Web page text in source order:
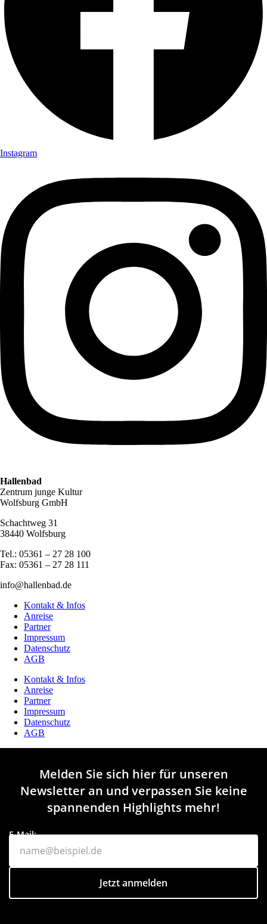
Instagram
Hallenbad
Zentrum junge Kultur
Wolfsburg GmbH
Schachtweg 31
38440 Wolfsburg
Tel.: 05361 – 27 28 100
Fax: 05361 – 27 28 111
info@hallenbad.de
Kontakt & Infos
Anreise
Partner
Impressum
Datenschutz
AGB
Kontakt & Infos
Anreise
Partner
Impressum
Datenschutz
AGB